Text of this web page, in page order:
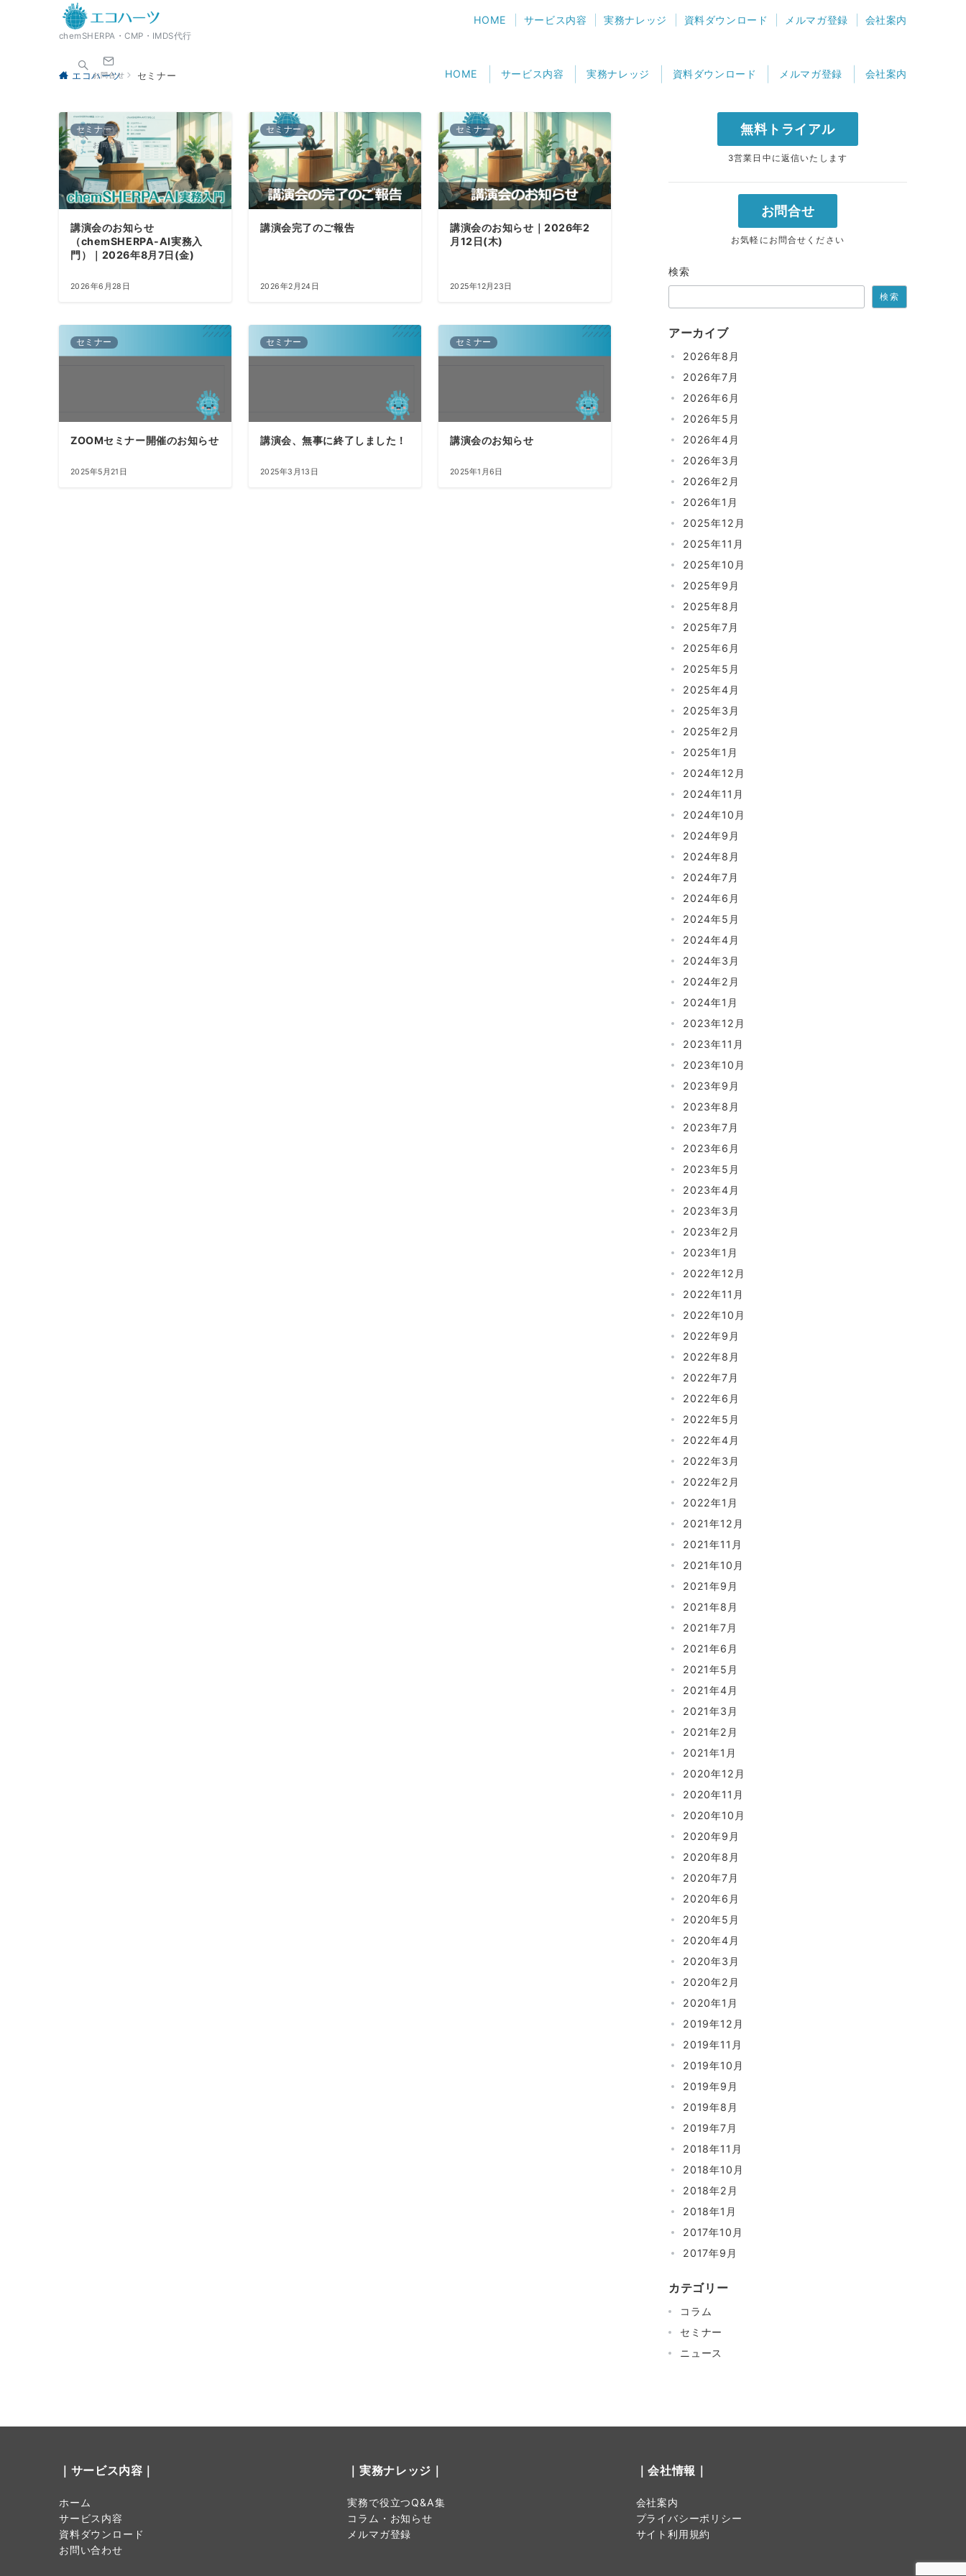
chemSHERPA・CMP・IMDS代行
HOME サービス内容 実務ナレッジ 資料ダウンロード メルマガ登録 会社案内
お問合せ
HOME サービス内容 実務ナレッジ 資料ダウンロード メルマガ登録 会社案内
お問合せ
エコハーツ セミナー
セミナー
講演会のお知らせ
（chemSHERPA-AI実務入
門）｜2026年8月7日(金)
2026年6月28日
セミナー
講演会完了のご報告
2026年2月24日
セミナー
講演会のお知らせ｜2026年2
月12日(木)
2025年12月23日
セミナー
ZOOMセミナー開催のお知らせ
2025年5月21日
セミナー
講演会、無事に終了しました！
2025年3月13日
セミナー
講演会のお知らせ
2025年1月6日
無料トライアル
3営業日中に返信いたします
お問合せ
お気軽にお問合せください
検索
検索
アーカイブ
2026年8月
2026年7月
2026年6月
2026年5月
2026年4月
2026年3月
2026年2月
2026年1月
2025年12月
2025年11月
2025年10月
2025年9月
2025年8月
2025年7月
2025年6月
2025年5月
2025年4月
2025年3月
2025年2月
2025年1月
2024年12月
2024年11月
2024年10月
2024年9月
2024年8月
2024年7月
2024年6月
2024年5月
2024年4月
2024年3月
2024年2月
2024年1月
2023年12月
2023年11月
2023年10月
2023年9月
2023年8月
2023年7月
2023年6月
2023年5月
2023年4月
2023年3月
2023年2月
2023年1月
2022年12月
2022年11月
2022年10月
2022年9月
2022年8月
2022年7月
2022年6月
2022年5月
2022年4月
2022年3月
2022年2月
2022年1月
2021年12月
2021年11月
2021年10月
2021年9月
2021年8月
2021年7月
2021年6月
2021年5月
2021年4月
2021年3月
2021年2月
2021年1月
2020年12月
2020年11月
2020年10月
2020年9月
2020年8月
2020年7月
2020年6月
2020年5月
2020年4月
2020年3月
2020年2月
2020年1月
2019年12月
2019年11月
2019年10月
2019年9月
2019年8月
2019年7月
2018年11月
2018年10月
2018年2月
2018年1月
2017年10月
2017年9月
カテゴリー
コラム
セミナー
ニュース
｜サービス内容｜
ホーム
サービス内容
資料ダウンロード
お問い合わせ
｜実務ナレッジ｜
実務で役立つQ&A集
コラム・お知らせ
メルマガ登録
｜会社情報｜
会社案内
プライバシーポリシー
サイト利用規約